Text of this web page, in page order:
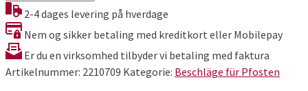
709
Menge
2-4 dages levering på hverdage
Nem og sikker betaling med kreditkort eller Mobilepay
Er du en virksomhed tilbyder vi betaling med faktura
Artikelnummer: 2210709 Kategorie: Beschläge für Pfosten